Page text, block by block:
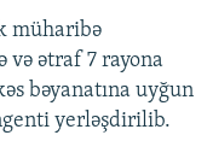
müharibə
və ətraf 7 rayona
bəyanatına uyğun
yerləşdirilib.